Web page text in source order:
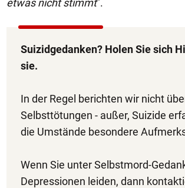
etwas nicht stimmt".
Suizidgedanken? Holen Sie sich
sie.
In der Regel berichten wir nicht
Selbsttötungen - außer, Suizide
die Umstände besondere
Wenn Sie unter Selbstmord-
Depressionen leiden, dann